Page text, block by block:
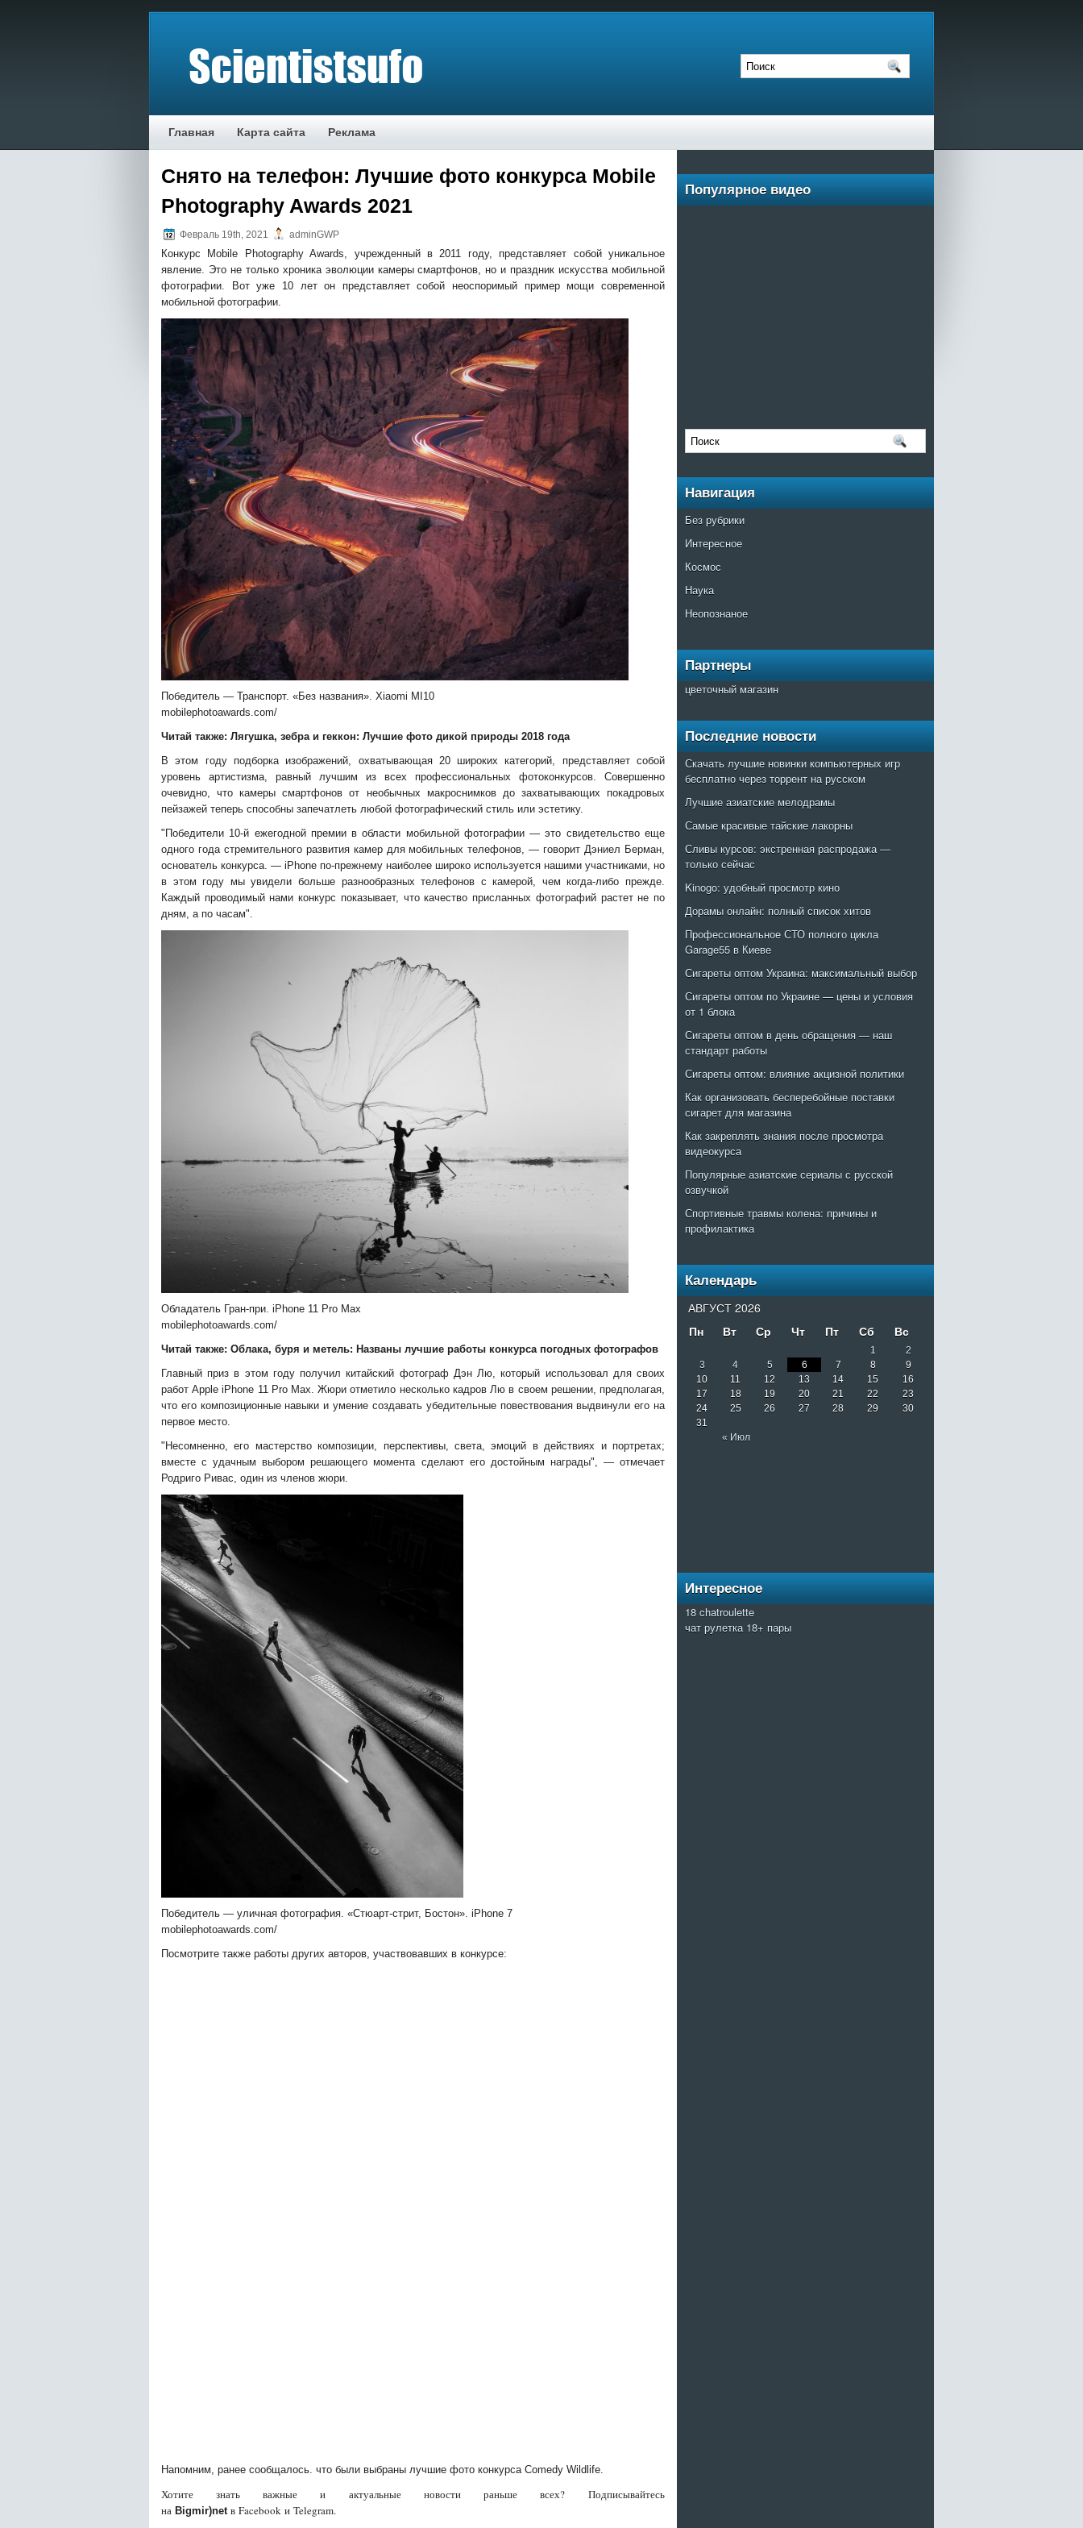
Главная Карта сайта Реклама
Снято на телефон: Лучшие фото конкурса Mobile
Photography Awards 2021
Февраль 19th, 2021 adminGWP
Конкурс Mobile Photography Awards, учрежденный в 2011 году, представляет собой уникальное
явление. Это не только хроника эволюции камеры смартфонов, но и праздник искусства мобильной
фотографии. Вот уже 10 лет он представляет собой неоспоримый пример мощи современной
мобильной фотографии.
Победитель — Транспорт. «Без названия». Xiaomi MI10
mobilephotoawards.com/
Читай также: Лягушка, зебра и геккон: Лучшие фото дикой природы 2018 года
В этом году подборка изображений, охватывающая 20 широких категорий, представляет собой
уровень артистизма, равный лучшим из всех профессиональных фотоконкурсов. Совершенно
очевидно, что камеры смартфонов от необычных макроснимков до захватывающих покадровых
пейзажей теперь способны запечатлеть любой фотографический стиль или эстетику.
"Победители 10-й ежегодной премии в области мобильной фотографии — это свидетельство еще
одного года стремительного развития камер для мобильных телефонов, — говорит Дэниел Берман,
основатель конкурса. — iPhone по-прежнему наиболее широко используется нашими участниками, но
в этом году мы увидели больше разнообразных телефонов с камерой, чем когда-либо прежде.
Каждый проводимый нами конкурс показывает, что качество присланных фотографий растет не по
дням, а по часам".
Обладатель Гран-при. iPhone 11 Pro Max
mobilephotoawards.com/
Читай также: Облака, буря и метель: Названы лучшие работы конкурса погодных фотографов
Главный приз в этом году получил китайский фотограф Дэн Лю, который использовал для своих
работ Apple iPhone 11 Pro Max. Жюри отметило несколько кадров Лю в своем решении, предполагая,
что его композиционные навыки и умение создавать убедительные повествования выдвинули его на
первое место.
"Несомненно, его мастерство композиции, перспективы, света, эмоций в действиях и портретах;
вместе с удачным выбором решающего момента сделают его достойным награды", — отмечает
Родриго Ривас, один из членов жюри.
Победитель — уличная фотография. «Стюарт-стрит, Бостон». iPhone 7
mobilephotoawards.com/
Посмотрите также работы других авторов, участвовавших в конкурсе:
Напомним, ранее сообщалось. что были выбраны лучшие фото конкурса Comedy Wildlife.
Хотите знать важные и актуальные новости раньше всех? Подписывайтесь
на Bigmir)netв Facebook и Telegram.
Популярное видео
Навигация
Без рубрики
Интересное
Космос
Наука
Неопознаное
Партнеры
цветочный магазин
Последние новости
Скачать лучшие новинки компьютерных игр
бесплатно через торрент на русском
Лучшие азиатские мелодрамы
Самые красивые тайские лакорны
Сливы курсов: экстренная распродажа —
только сейчас
Kinogo: удобный просмотр кино
Дорамы онлайн: полный список хитов
Профессиональное СТО полного цикла
Garage55 в Киеве
Сигареты оптом Украина: максимальный выбор
Сигареты оптом по Украине — цены и условия
от 1 блока
Сигареты оптом в день обращения — наш
стандарт работы
Сигареты оптом: влияние акцизной политики
Как организовать бесперебойные поставки
сигарет для магазина
Как закреплять знания после просмотра
видеокурса
Популярные азиатские сериалы с русской
озвучкой
Спортивные травмы колена: причины и
профилактика
Календарь
АВГУСТ 2026
Пн
Вт Ср Чт Пт Сб Вс
« Июл
1
2
3
4 5 6 7 8
9
10
11 12 13 14 15
16
17
18 19 20 21 22
23
24
25 26 27 28 29
30
31
Интересное
18 chatroulette
чат рулетка 18+ пары